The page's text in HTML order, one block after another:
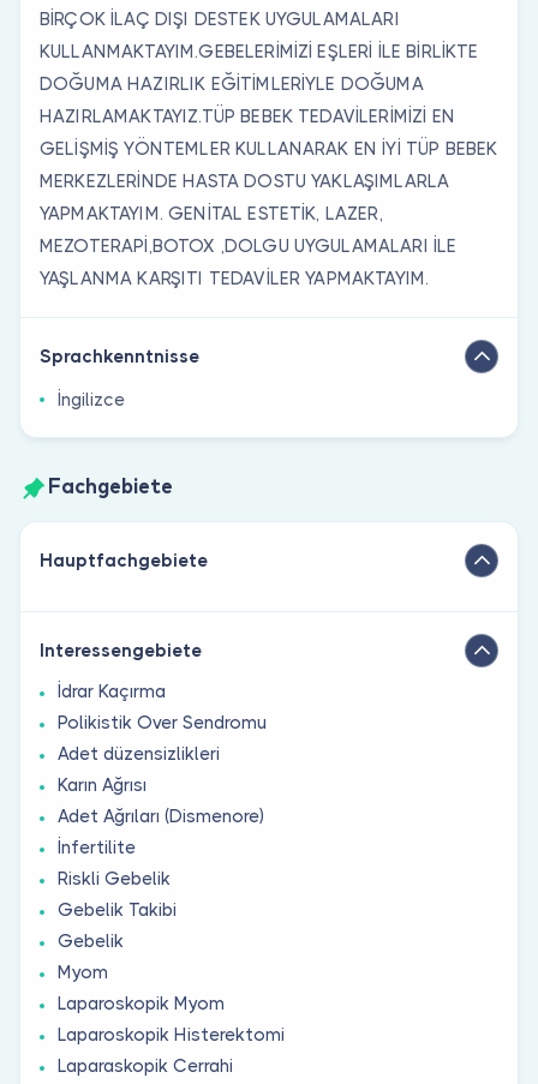
BİRÇOK İLAÇ DIŞI DESTEK UYGULAMALARI
KULLANMAKTAYIM.GEBELERİMİZİ EŞLERİ İLE BİRLİKTE
DOĞUMA HAZIRLIK EĞİTİMLERİYLE DOĞUMA
HAZIRLAMAKTAYIZ.TÜP BEBEK TEDAVİLERİMİZİ EN
GELİŞMİŞ YÖNTEMLER KULLANARAK EN İYİ TÜP BEBEK
MERKEZLERİNDE HASTA DOSTU YAKLAŞIMLARLA
YAPMAKTAYIM. GENİTAL ESTETİK, LAZER,
MEZOTERAPİ,BOTOX ,DOLGU UYGULAMALARI İLE
YAŞLANMA KARŞITI TEDAVİLER YAPMAKTAYIM.
Sprachkenntnisse
İngilizce
Fachgebiete
Hauptfachgebiete
Interessengebiete
İdrar Kaçırma
Polikistik Over Sendromu
Adet düzensizlikleri
Karın Ağrısı
Adet Ağrıları (Dismenore)
İnfertilite
Riskli Gebelik
Gebelik Takibi
Gebelik
Myom
Laparoskopik Myom
Laparoskopik Histerektomi
Laparaskopik Cerrahi